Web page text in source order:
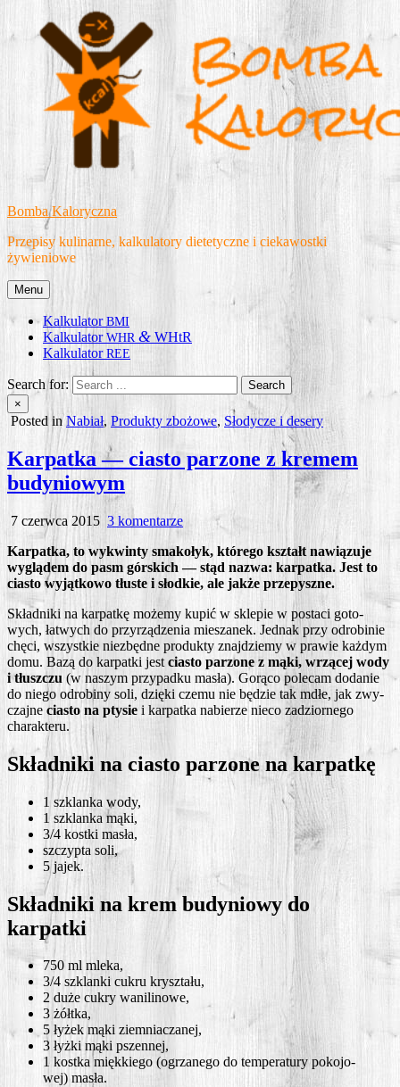
content
Bomba Kaloryczna
Przepisy kulinarne, kalkulatory dietetyczne i ciekawostki
żywieniowe
Menu
KalkulatorBMI
KalkulatorWHR & WHtR
KalkulatorREE
Search for:
×
Posted inNabiał, Produkty zbożowe, Słodycze i desery
Karpatka — ciasto parzone z kremem
budyniowym
7 czerwca 2015 3 komentarzedo
—
ciasto
parzone
kremem
budyniowym
Kar­pat­ka, to wykwin­ty sma­ko­łyk, któ­re­go kształt nawią­zu­je
wyglą­dem do pasm gór­skich — stąd nazwa: kar­pat­ka. Jest to
cia­sto wyjąt­ko­wo tłu­ste i słod­kie, ale jak­że przepyszne.
Skład­ni­ki na kar­pat­kę może­my kupić w skle­pie w posta­ci goto­
wych, łatwych do przy­rzą­dze­nia mie­sza­nek. Jed­nak przy odro­bi­nie
chę­ci, wszyst­kie nie­zbęd­ne pro­duk­ty znaj­dzie­my w pra­wie każ­dym
domu. Bazą do kar­pat­ki jest cia­sto parzo­ne z mąki, wrzą­cej wody
i tłusz­czu (w naszym przy­pad­ku masła). Gorą­co pole­cam doda­nie
do nie­go odro­bi­ny soli, dzię­ki cze­mu nie będzie tak mdłe, jak zwy­
czaj­ne cia­sto na pty­sie i kar­pat­ka nabie­rze nie­co zadzior­ne­go
charakteru.
Składniki na ciasto parzone na karpatkę
1 szklan­ka wody,
1 szklan­ka mąki,
3/4 kost­ki masła,
szczyp­ta soli,
5 jajek.
Składniki na krem budyniowy do
karpatki
750 ml mleka,
3/4 szklan­ki cukru kryształu,
2 duże cukry wanilinowe,
3 żółt­ka,
5 łyżek mąki ziemniaczanej,
3 łyż­ki mąki pszennej,
1 kost­ka mięk­kie­go (ogrza­ne­go do tem­pe­ra­tu­ry poko­jo­
wej) masła.